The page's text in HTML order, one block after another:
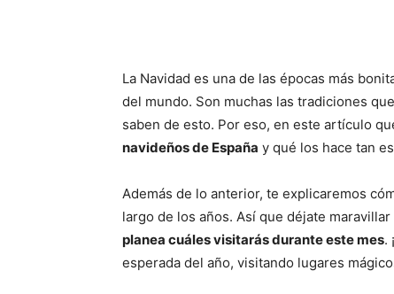
La Navidad es una de las épocas más
del mundo. Son muchas las tradiciones
saben de esto. Por eso, en este artículo
navideños de España y qué los hace tan
Además de lo anterior, te explicaremos
largo de los años. Así que déjate
planea cuáles visitarás durante este mes.
esperada del año, visitando lugares